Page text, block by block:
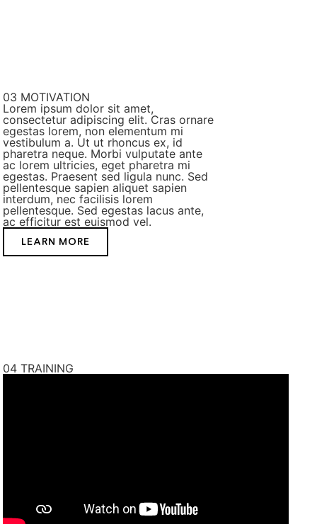
03 MOTIVATION
Lorem ipsum dolor sit amet,
consectetur adipiscing elit. Cras ornare
egestas lorem, non elementum mi
vestibulum a. Ut ut rhoncus ex, id
pharetra neque. Morbi vulputate ante
ac lorem ultricies, eget pharetra mi
egestas. Praesent sed ligula nunc. Sed
pellentesque sapien aliquet sapien
interdum, nec facilisis lorem
pellentesque. Sed egestas lacus ante,
ac efficitur est euismod vel.
LEARN MORE
04 TRAINING